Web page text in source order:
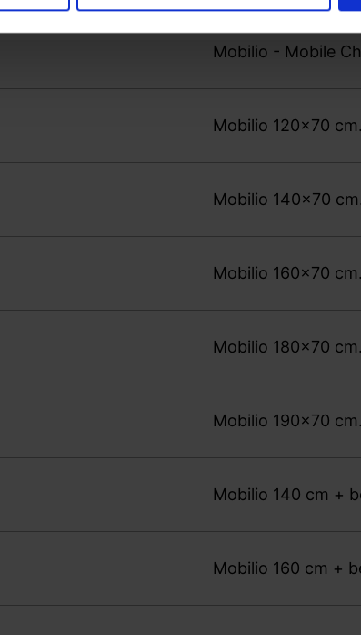
Vores partnere kan kombinere disse data
fra din brug af deres tjenester.
Mobilio - Mobile
Mobilio 120x70
Mobilio 140x70
Mobilio 160x70
Mobilio 180x70
Mobilio 190x70
Mobilio 140 cm +
Mobilio 160 cm +